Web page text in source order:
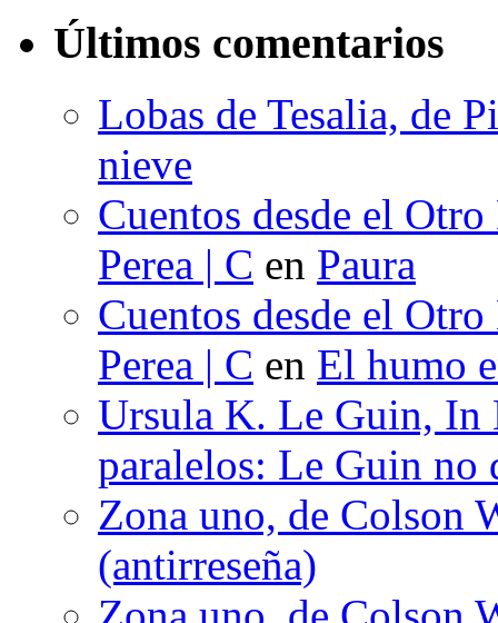
Últimos comentarios
Lobas de Tesalia, de
nieve
Cuentos desde el
Perea | C en Paura
Cuentos desde el
Perea | C en El humo
Ursula K. Le Guin, In
paralelos: Le Guin no
Zona uno, de Colson
(antirreseña)